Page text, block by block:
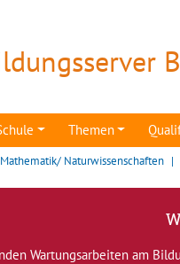
Themen
Mathematik/ Naturwissenschaften
Wartungsarbeiten am